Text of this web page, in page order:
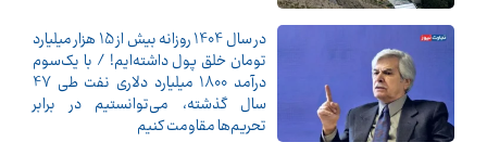
در سال 1404 روزانه بیش از 15 هزار میلیارد
تومان خلق پول داشته‌ایم! / با یک‌سوم
درآمد 1800 میلیارد دلاری نفت طی 47
سال گذشته، می‌توانستیم در برابر
تحریم‌ها مقاومت کنیم